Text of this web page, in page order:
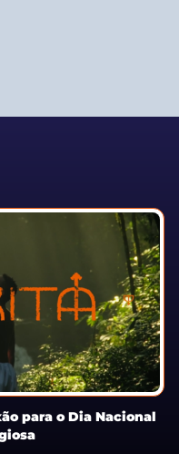
para o Dia Nacional